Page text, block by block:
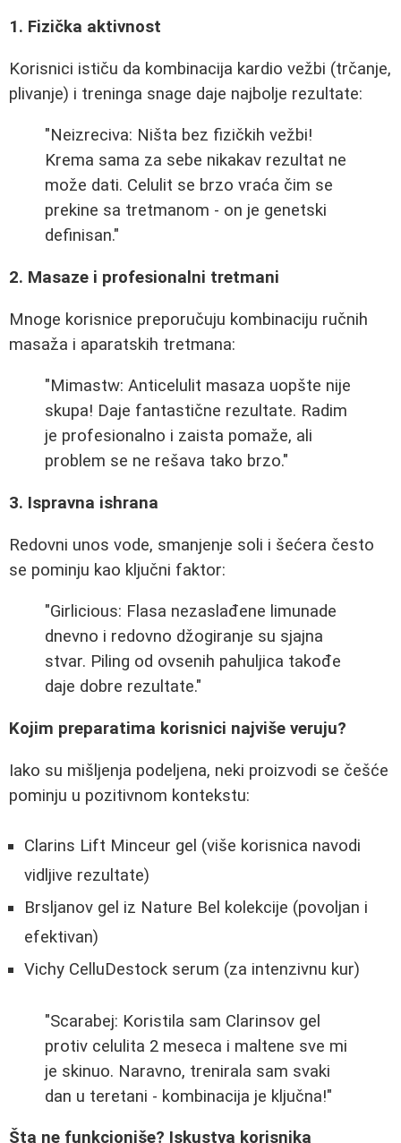
1. Fizička aktivnost
Korisnici ističu da kombinacija kardio vežbi (trčanje,
plivanje) i treninga snage daje najbolje rezultate:
"Neizreciva: Ništa bez fizičkih vežbi!
Krema sama za sebe nikakav rezultat ne
može dati. Celulit se brzo vraća čim se
prekine sa tretmanom - on je genetski
definisan."
2. Masaze i profesionalni tretmani
Mnoge korisnice preporučuju kombinaciju ručnih
masaža i aparatskih tretmana:
"Mimastw: Anticelulit masaza uopšte nije
skupa! Daje fantastične rezultate. Radim
je profesionalno i zaista pomaže, ali
problem se ne rešava tako brzo."
3. Ispravna ishrana
Redovni unos vode, smanjenje soli i šećera često
se pominju kao ključni faktor:
"Girlicious: Flasa nezaslađene limunade
dnevno i redovno džogiranje su sjajna
stvar. Piling od ovsenih pahuljica takođe
daje dobre rezultate."
Kojim preparatima korisnici najviše veruju?
Iako su mišljenja podeljena, neki proizvodi se češće
pominju u pozitivnom kontekstu:
Clarins Lift Minceur gel (više korisnica navodi
vidljive rezultate)
Brsljanov gel iz Nature Bel kolekcije (povoljan i
efektivan)
Vichy CelluDestock serum (za intenzivnu kur)
"Scarabej: Koristila sam Clarinsov gel
protiv celulita 2 meseca i maltene sve mi
je skinuo. Naravno, trenirala sam svaki
dan u teretani - kombinacija je ključna!"
Šta ne funkcioniše? Iskustva korisnika